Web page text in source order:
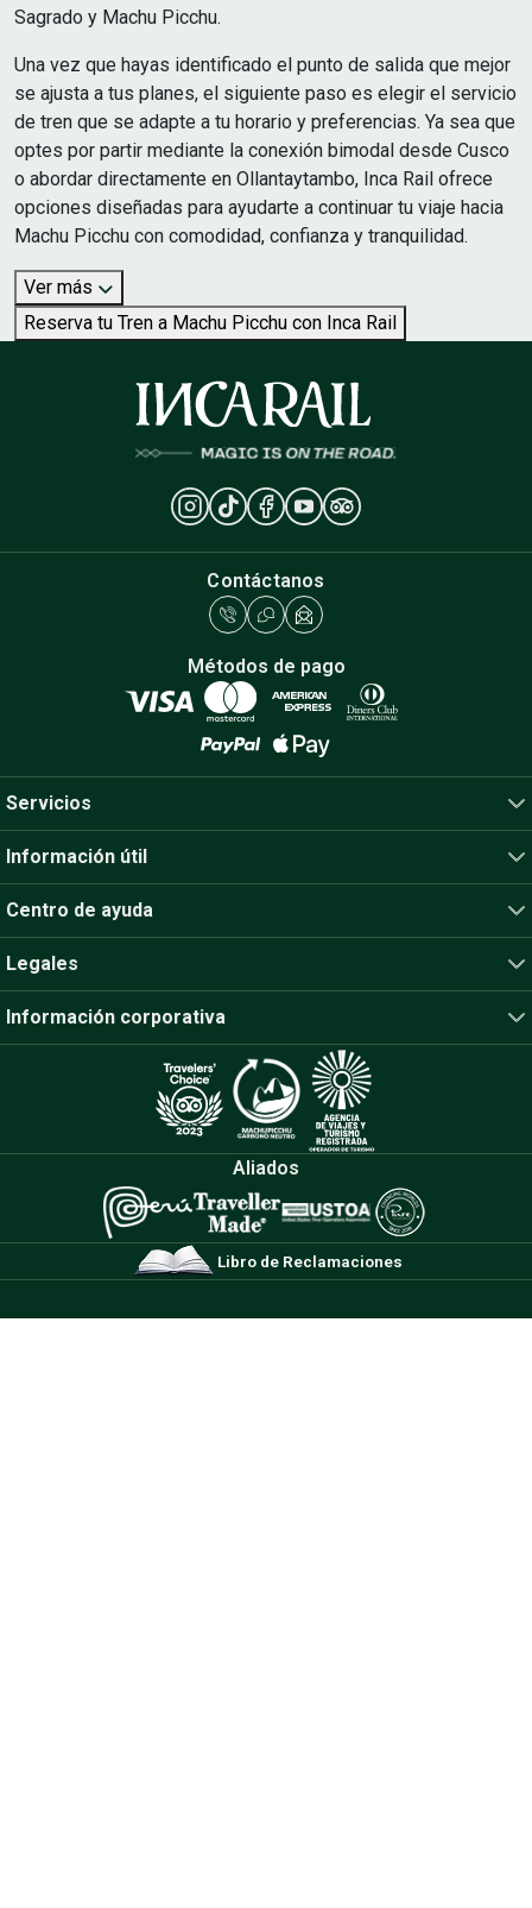
Sagrado y Machu Picchu.
Una vez que hayas identificado el punto de salida que mejor
se ajusta a tus planes, el siguiente paso es elegir el servicio
de tren que se adapte a tu horario y preferencias. Ya sea que
optes por partir mediante la conexión bimodal desde Cusco
o abordar directamente en Ollantaytambo, Inca Rail ofrece
opciones diseñadas para ayudarte a continuar tu viaje hacia
Machu Picchu con comodidad, confianza y tranquilidad.
Ver más
Reserva tu Tren a Machu Picchu con Inca Rail
Libro de Reclamaciones
Aliados
Contáctanos
Métodos de pago
Servicios
Legales
Información útil
Centro de ayuda
Información corporativa